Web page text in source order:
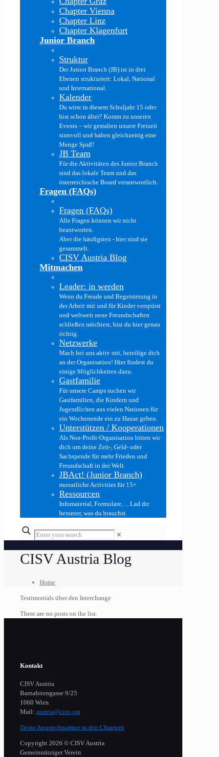
Chapter Vienna
Chapter Linz
Chapter Klagenfurt
Junior Branch
Struktur
Der Junior Branch (JB) ist in drei
Ebenen strukturiert: Lokal, National
und International.
Kalender
Du wirst in diesem Schuljahr 15 oder
bist schon älter? Komm zu unseren
Events – wir gestalten unsere Freizeit
sinnvoll und haben gleichzeitig eine
Menge Spaß!
JB Team
Für die Aktivitäten des Junior Branch
sind das lokale Team und das
österreichische Board verantwortlich.
Fragen (FAQs)
Fragen (FAQs)
Alle Fragen können wir nicht
beantworten.
Aber die häufigsten - hier sind sie
gesammelt.
CISV Austria Blog
Mitmachen
Leader: in werden
Wenn du Freude und Begeisterung in
der Arbeit mit und für Kinder verspürst
und weltweit neue Freundschaften
schließen möchtest, bist du hier genau
richtig.
Netzwerke
Mach bei uns aktiv mit, beteilige dich
an der Organisation! Hier findest du
einige Möglichkeiten dazu.
Gastfamilie
Für unsere Camps suchen wir
Gastfamilien, die Kindern und
Jugendlichen aus vielen Nationen für
ein Wochenende ein zu Hause geben.
Unterstützen / Kooperationen
Als Non-Profit-Organisation bitten wir
dich um deine Zeit-, Geld- oder
Sachspende für mehr Frieden und
Freundschaft in der Welt.
JBAct! (Junior Branch)
monatliche Activities für 15+
Ressourcen
Infomaterial, Formulare, ... Lad dir
herunter, was du brauchst.
✕
CISV Austria Blog
Home
Testimonials über den Interchange
There are no posts on the list.
Kontakt
CISV Austria
Barnabitengasse 9/25
1060 Wien
Mail: austria@cisv.org
Deine Ansprechpartner in den Chaptern
Copyright 2026 © CISV Austria
Gemeinnütziger Verein